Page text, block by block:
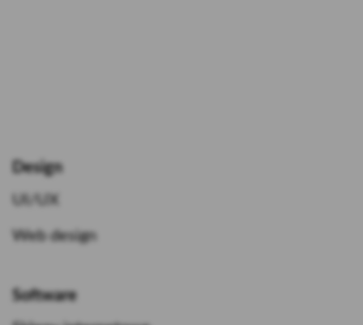
Design
UI/UX
Web design
Software